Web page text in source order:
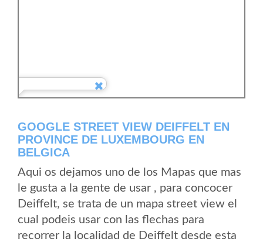
GOOGLE STREET VIEW DEIFFELT EN
PROVINCE DE LUXEMBOURG EN
BELGICA
Aqui os dejamos uno de los Mapas que mas
le gusta a la gente de usar , para concocer
Deiffelt, se trata de un mapa street view el
cual podeis usar con las flechas para
recorrer la localidad de Deiffelt desde esta